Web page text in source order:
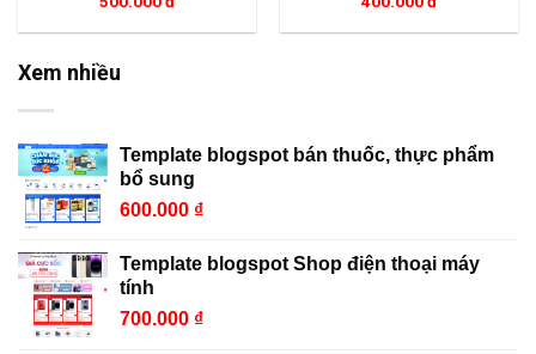
Xem nhiều
Template blogspot bán thuốc, thực phẩm
bổ sung
600.000 ₫
Template blogspot Shop điện thoại máy
tính
700.000 ₫